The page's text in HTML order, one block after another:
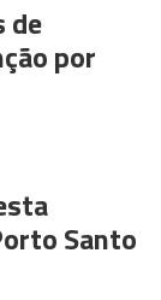
de
por
Santo